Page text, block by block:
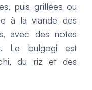
puis grillées ou
à la viande des
avec des notes
Le bulgogi est
du riz et des